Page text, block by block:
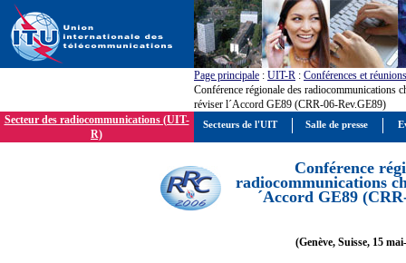
Page principale : UIT-R : Conférences et réunions
Conférence régionale des radiocommunications
réviser l´Accord GE89 (CRR-06-Rev.GE89)
Secteur des radiocommunications (UIT-
R)
Conférence
radiocommunications
´Accord GE89
(Genève, Suisse, 15
Secteurs de l'UIT Salle de presse